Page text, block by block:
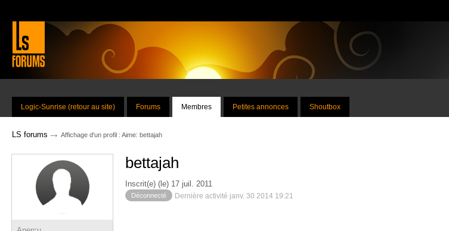
Logic-Sunrise (retour au site) Forums Membres Petites annonces Shoutbox
LS forums → Affichage d'un profil : Aime: bettajah
bettajah
Inscrit(e) (le) 17 juil. 2011
Déconnecté Dernière activité janv. 30 2014 19:21